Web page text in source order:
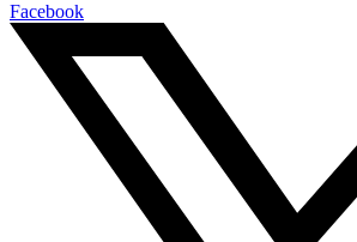
Facebook